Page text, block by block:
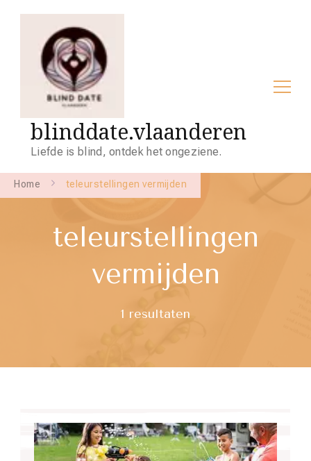
blinddate.vlaanderen
Liefde is blind, ontdek het ongeziene.
Home teleurstellingen vermijden
teleurstellingen
vermijden
1 resultaten